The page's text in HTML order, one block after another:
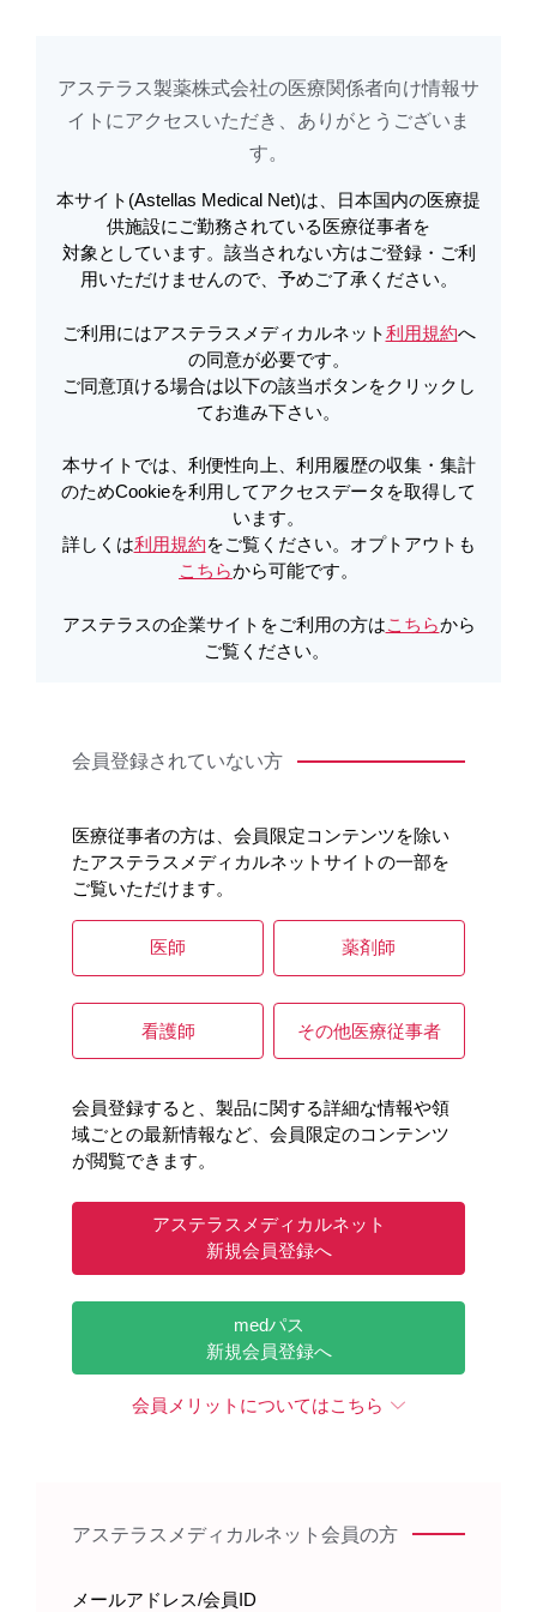
アステラスメディカルネットでは、利便性向上、利用履歴の収集・集計のた
Cookieを利用してアクセスデータを取得しています。詳しくは 利用規約
メディカルアフェアーズ情報
ここから先は「メディカルアフェアーズ情
報」以外のエリアになります。
移動する
キーワードで情報を探す
製品情報・安全性情報
領域情報
セミナー・講演会
診療サポート
Astellas Pharma Inc. All rights reserved.
アステラス製薬株式会社の医療関係者向け情報サ
イトに​アクセスいただき、ありがとうございま
す。​
本サイト(Astellas Medical Net)は、日本国内の医療提
供施設にご勤務されている医療従事者を
対象としています。該当されない方はご登録・ご利
用いただけませんので、予めご了承ください。
ご利用にはアステラスメディカルネット利用規約へ
の同意が必要です。
ご同意頂ける場合は以下の該当ボタンをクリックし
てお進み下さい。
本サイトでは、利便性向上、利用履歴の収集・集計
のためCookieを利用してアクセスデータを取得して
います。
詳しくは利用規約をご覧ください。オプトアウトも
こちらから可能です。
アステラスの企業サイトをご利用の方はこちらから
ご覧ください。
会員登録されていない方
医療従事者の方は、会員限定コンテンツを除い
たアステラスメディカルネットサイトの一部を
ご覧いただけます。
医師 薬剤師
看護師 その他医療従事者
会員登録すると、製品に関する詳細な情報や領
域ごとの最新情報など、会員限定のコンテンツ
が閲覧できます。
アステラスメディカルネット
新規会員登録へ
medパス
新規会員登録へ
会員メリットについてはこちら
アステラスメディカルネット会員の方
メールアドレス/会員ID